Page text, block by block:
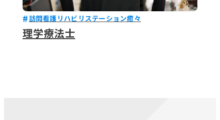
訪問看護リハビリステーション癒々
理学療法士